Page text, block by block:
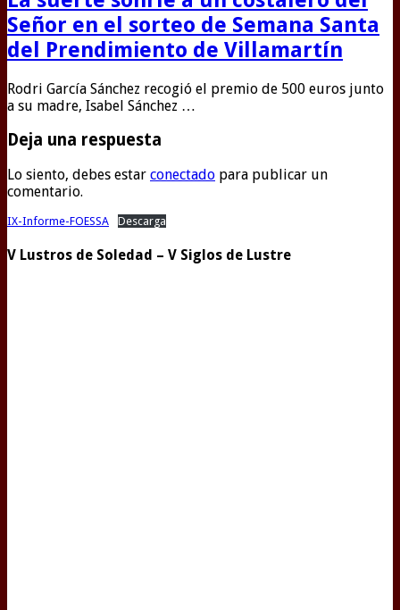
Señor en el sorteo de Semana Santa
del Prendimiento de Villamartín
Rodri García Sánchez recogió el premio de 500 euros junto
a su madre, Isabel Sánchez …
Deja una respuesta
Lo siento, debes estar conectado para publicar un
comentario.
IX-Informe-FOESSA Descarga
V Lustros de Soledad – V Siglos de Lustre